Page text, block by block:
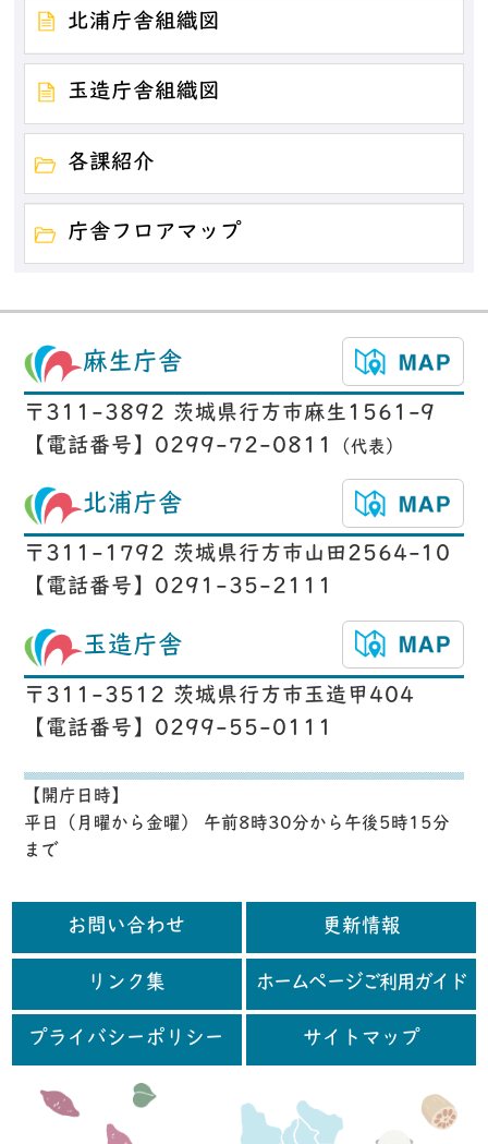
北浦庁舎組織図
玉造庁舎組織図
各課紹介
庁舎フロアマップ
麻生庁舎
〒311-3892 茨城県行方市麻生1561-9
【電話番号】0299-72-0811
（代表）
北浦庁舎
〒311-1792 茨城県行方市山田2564-10
【電話番号】0291-35-2111
玉造庁舎
〒311-3512 茨城県行方市玉造甲404
【電話番号】0299-55-0111
【開庁日時】
平日（月曜から金曜） 午前8時30分から午後5時15分
まで
お問い合わせ 更新情報
リンク集 ホームページご利用ガイド
プライバシーポリシー サイトマップ